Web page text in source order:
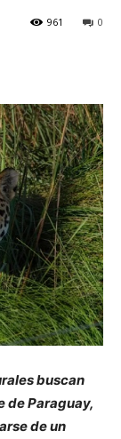
0
961
buscan
de Paraguay,
de un